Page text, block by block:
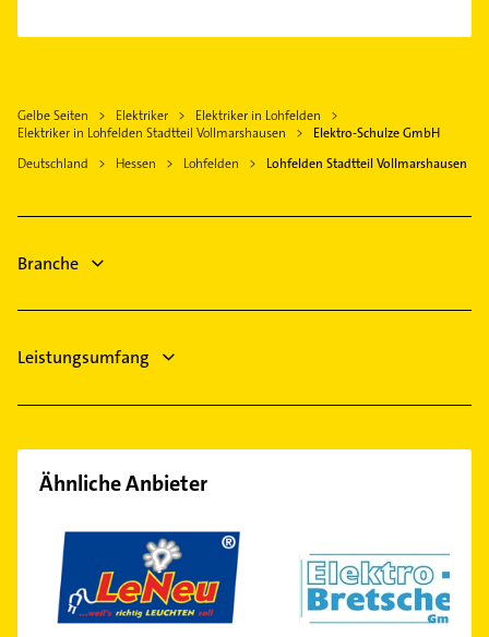
Hessisch Lichtenau
Bauunternehmen
Physikalische Therapie
Physiotherapie
Bestatter
Heizung & Sanitär
Heizungsbauer
Heizungsfirmen
Gelbe Seiten Elektriker
Elektriker in Lohfelden
Elektriker in Lohfelden Stadtteil Vollmarshausen
Elektro-Schulze GmbH
Deutschland
Hessen Lohfelden Lohfelden Stadtteil Vollmarshausen
Branche
Leistungsumfang
Ähnliche Anbieter